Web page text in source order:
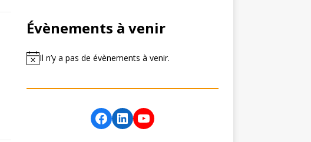
Évènements à venir
Il n’y a pas de évènements à venir.